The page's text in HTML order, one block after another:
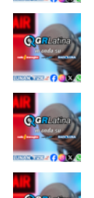
Audio
Player
00:00